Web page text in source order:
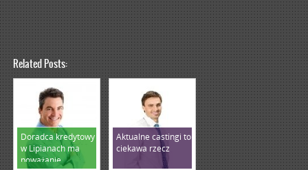
Related Posts:
Doradca kredytowy
w Lipianach ma
poważanie
Aktualne castingi to
ciekawa rzecz